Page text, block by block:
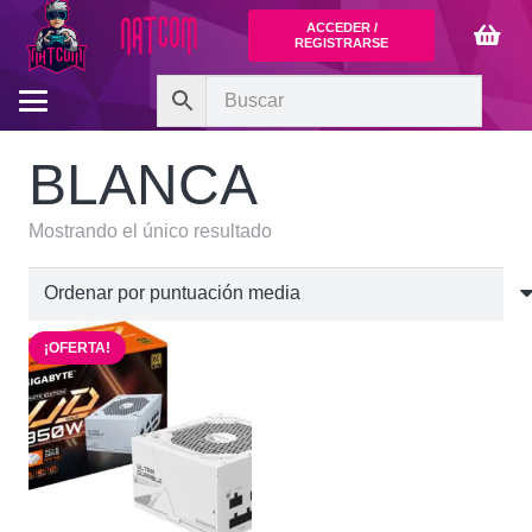
ACCEDER /
REGISTRARSE
BLANCA
Mostrando el único resultado
¡OFERTA!